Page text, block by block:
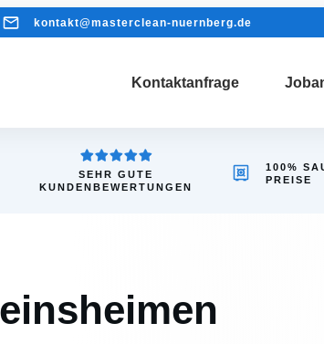
kontakt@masterclean-nuernberg.de
Kontaktanfrage
SEHR GUTE
KUNDENBEWERTUNGEN
100%
PREISE